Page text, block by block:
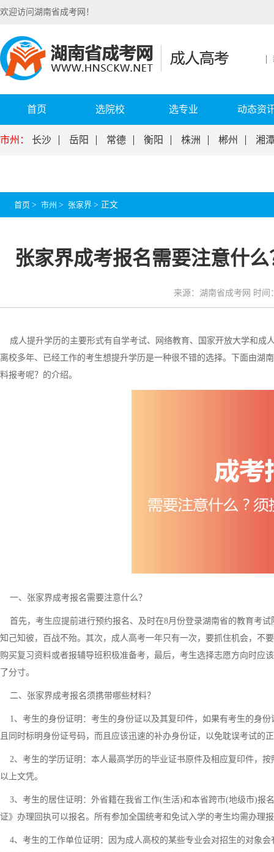
欢迎访问湖南省成考网！
首页 选院校 选专业 动态资
市州： 长沙 岳阳 常德 衡阳 株洲 郴州 湘
首页 > 市州 > 张家界 > 正文
张家界成考报名需要注意什
来源：湖南省成考网 时间
成人提升学历的主要形式有自学考试、网络教育、国家开放大学和成
离校多年、已经工作的考生想提升学历是一种很不错的选择。下面由湖
料报考呢？的介绍。
一、张家界成考报名需要注意什么？
首先，考生应提前进行预约报名、及时在8月份登录湖南省的教育考
知己知彼，百战不殆。其次，成人高考一年只有一次，要抓住机会，不
购买复习资料或者报辅导班积极准备考，最后，考生选择志愿方向时应
了分寸。
二、张家界成考报名须携带哪些材料？
1、考生的身份证明：考生的身份证以及其复印件，如果有考生的身
且同时标明身份证号码，而且应该迅速的补办身份证，以免耽误考试的
2、考生的学历证明：本人最高学历的毕业证书原件及相应复印件，
以上文凭。
3、考生的居住证明：外省籍在我省工作(生活)和本省跨市(地级市)报
证》办理回执可以报名。所有参加全国统考和免试入学的考生均需办理
4、考生的工作单位证明：因为成人高校的某些专业会对招生的对象